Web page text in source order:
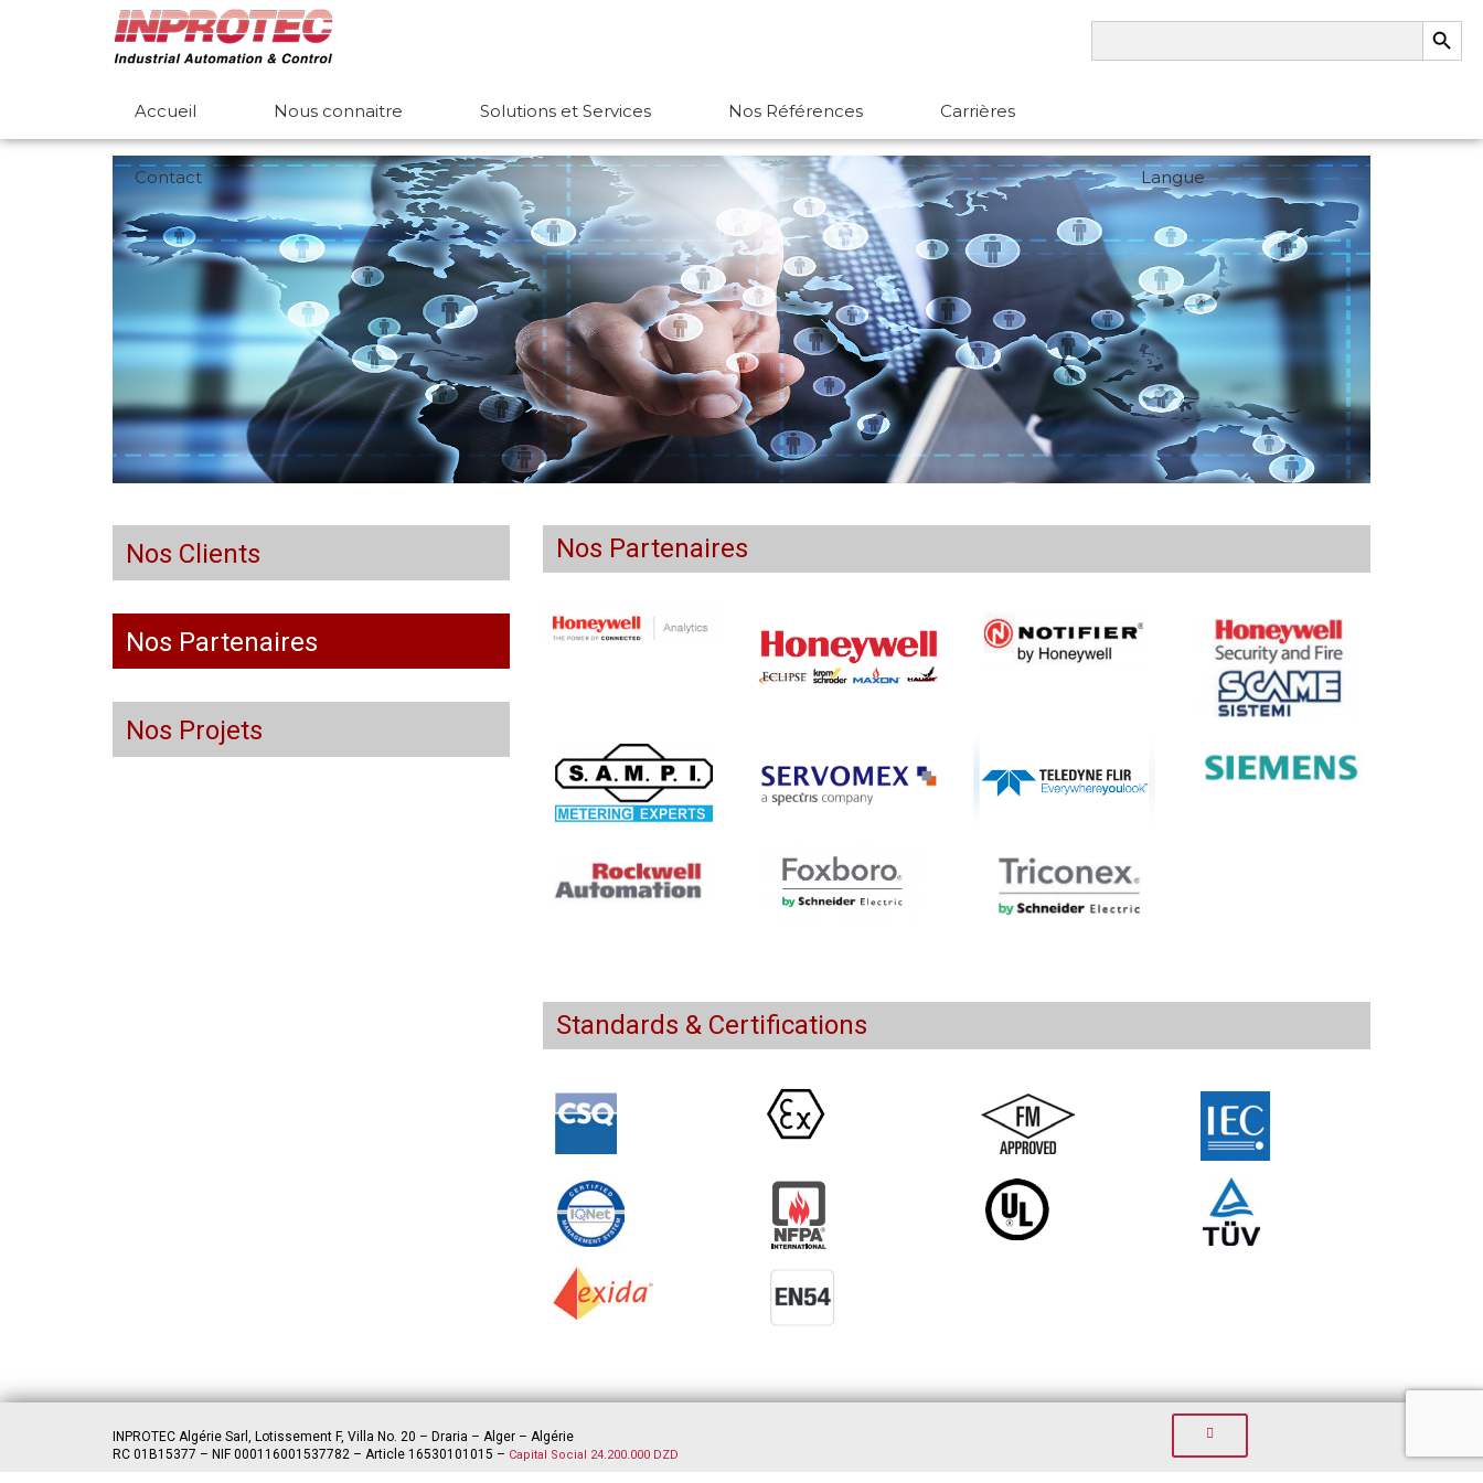
Search
Search Button
Accueil Nous connaitre Solutions et Services Nos Références Carrières
Contact Langue
Nos Clients
Nos Partenaires
Nos Projets
Nos Partenaires
Standards & Certifications
INPROTEC Algérie Sarl, Lotissement F, Villa No. 20 – Draria – Alger – Algérie
RC 01B15377 – NIF 000116001537782 – Article 16530101015 – Capital Social 24.200.000 DZD